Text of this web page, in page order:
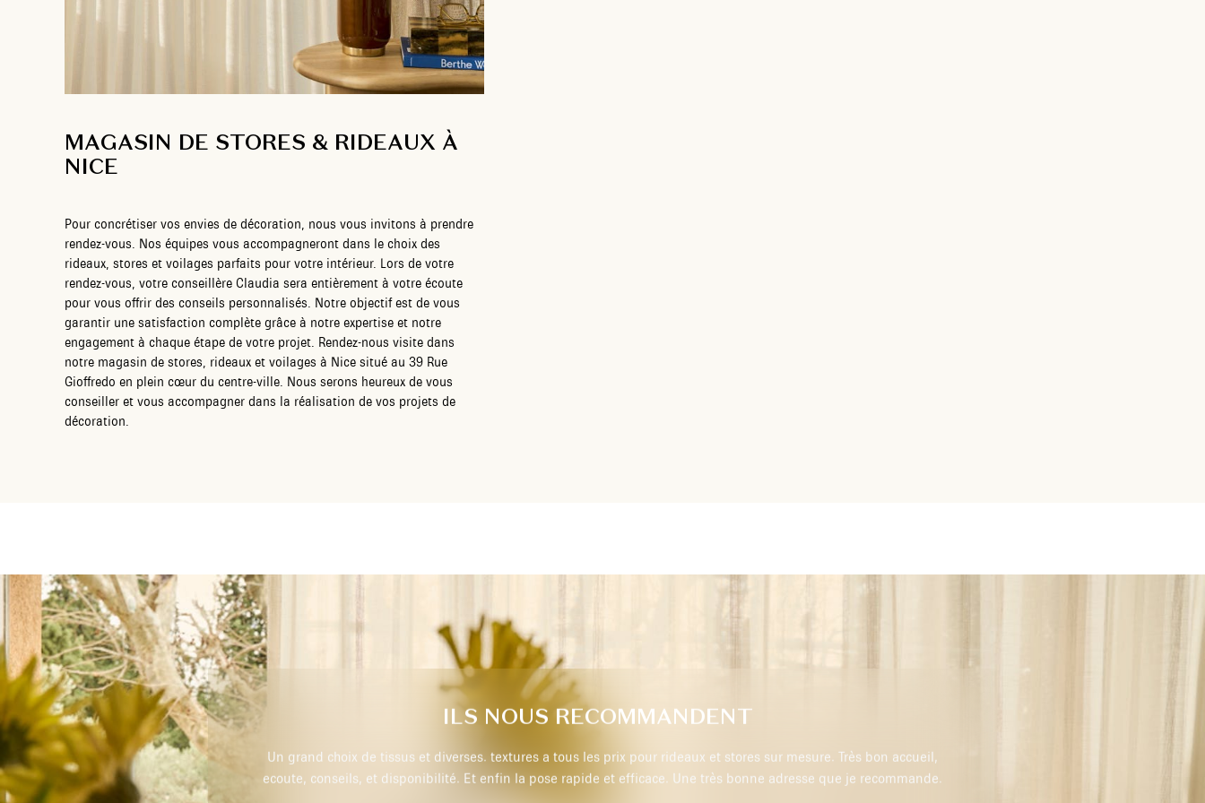
MAGASIN DE STORES & RIDEAUX À
NICE
Pour concrétiser vos envies de décoration, nous vous invitons à prendre
rendez-vous. Nos équipes vous accompagneront dans le choix des
rideaux, stores et voilages parfaits pour votre intérieur. Lors de votre
rendez-vous, votre conseillère Claudia sera entièrement à votre écoute
pour vous offrir des conseils personnalisés. Notre objectif est de vous
garantir une satisfaction complète grâce à notre expertise et notre
engagement à chaque étape de votre projet. Rendez-nous visite dans
notre magasin de stores, rideaux et voilages à Nice situé au 39 Rue
Gioffredo en plein cœur du centre-ville. Nous serons heureux de vous
conseiller et vous accompagner dans la réalisation de vos projets de
décoration.
ILS NOUS RECOMMANDENT
sur mesure. Très bon accueil,
adresse que je recommande.
Très professionnel, je recommande